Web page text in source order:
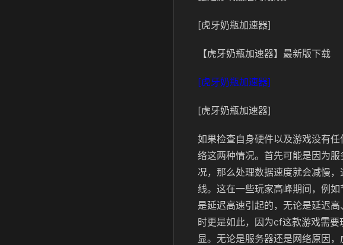
[虎牙奶瓶加速器]
【虎牙奶瓶加速器】最新版下载
[虎牙奶瓶加速器]
[虎牙奶瓶加速器]
如果检查自身硬件以及游戏没有
络这两种情况。首先可能是因为
况，那么处理数据速度就会减慢
线。这在一些玩家高峰期间，例
是延迟高速引起的，无论是延迟
时更是如此，因为cf这款游戏需
显。无论是服务器还是网络原因